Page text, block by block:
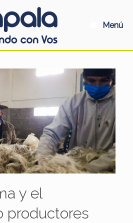
Menú
y el
productores